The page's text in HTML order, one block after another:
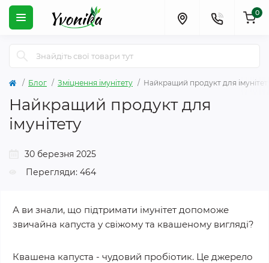
0
Блог Зміцнення імунітету Найкращий продукт для
Найкращий продукт для
імунітету
30 березня 2025
Перегляди: 464
А ви знали, що підтримати імунітет допоможе
звичайна капуста у свіжому та квашеному вигляді?
Квашена капуста - чудовий пробіотик. Це джерело